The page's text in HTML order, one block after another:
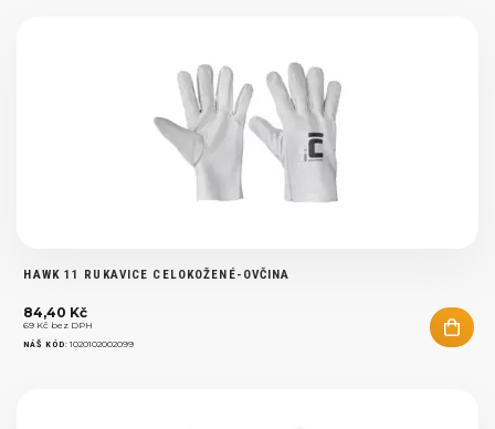
HAWK 11 RUKAVICE CELOKOŽENÉ-OVČINA
84,40 Kč
69 Kč bez DPH
NÁŠ KÓD:1020102002099